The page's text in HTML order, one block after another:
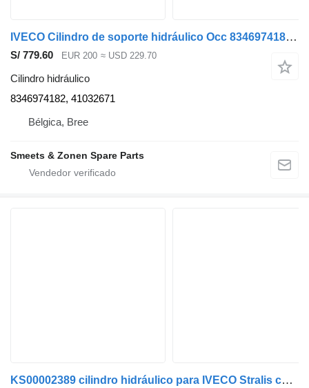
IVECO Cilindro de soporte hidráulico Occ 8346974182 cilindro hidráulico para camión
S/ 779.60 EUR 200 ≈ USD 229.70
Cilindro hidráulico
8346974182, 41032671
Bélgica, Bree
Smeets & Zonen Spare Parts
KS00002389 cilindro hidráulico para IVECO Stralis camión